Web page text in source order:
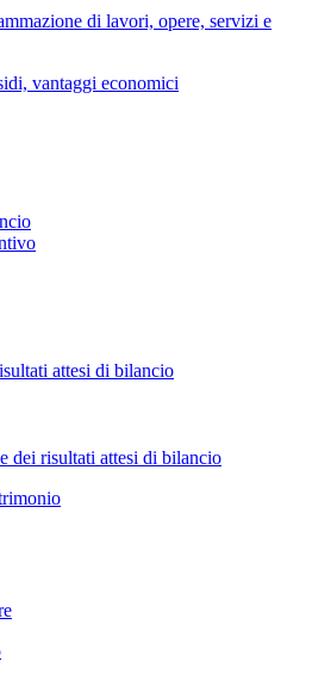
di lavori, opere, servizi e
vantaggi economici
attesi di bilancio
dei risultati attesi di bilancio